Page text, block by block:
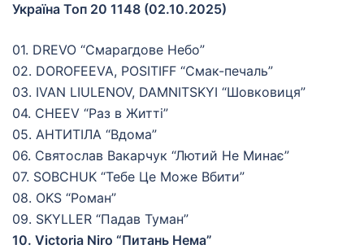
Україна Топ 20 1148 (02.10.2025)
01. DREVO “Смарагдове Небо”
02. DOROFEEVA, POSITIFF “Смак-печаль”
03. IVAN LIULENOV, DAMNITSKYI “Шовковиця”
04. CHEEV “Раз в Житті”
05. АНТИТІЛА “Вдома”
06. Святослав Вакарчук “Лютий Не Минає”
07. SOBCHUK “Тебе Це Може Вбити”
08. OKS “Роман”
09. SKYLLER “Падав Туман”
10. Victoria Niro “Питань Нема”